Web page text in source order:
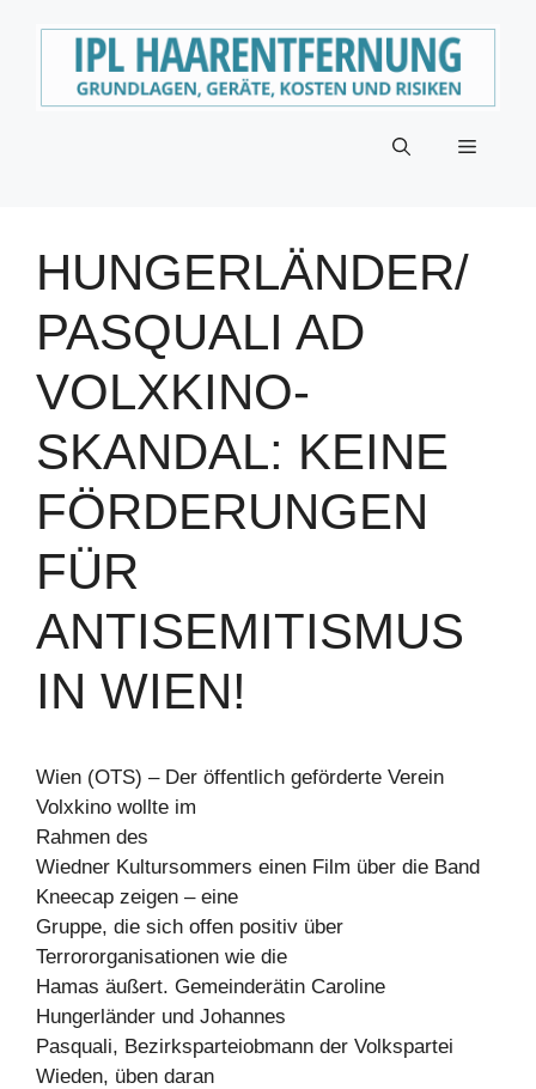
Menü
HUNGERLÄNDER/
PASQUALI AD
VOLXKINO-
SKANDAL: KEINE
FÖRDERUNGEN
FÜR
ANTISEMITISMUS
IN WIEN!
Wien (OTS) – Der öffentlich geförderte Verein
Volxkino wollte im
Rahmen des
Wiedner Kultursommers einen Film über die Band
Kneecap zeigen – eine
Gruppe, die sich offen positiv über
Terrororganisationen wie die
Hamas äußert. Gemeinderätin Caroline
Hungerländer und Johannes
Pasquali, Bezirksparteiobmann der Volkspartei
Wieden, üben daran